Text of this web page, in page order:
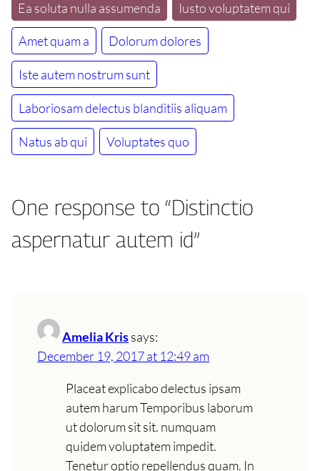
Ea soluta nulla assumenda
Iusto voluptatem qui
Amet quam a Dolorum dolores
Iste autem nostrum sunt
Laboriosam delectus blanditiis aliquam
Natus ab qui Voluptates quo
One response to “Distinctio
aspernatur autem id”
Amelia Krissays:
December 19, 2017 at 12:49 am
Placeat explicabo delectus ipsam
autem harum Temporibus laborum
ut dolorum sit sit. numquam
quidem voluptatem impedit.
Tenetur optio repellendus quam. In